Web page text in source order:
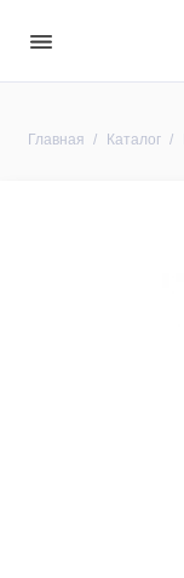
Главная Каталог